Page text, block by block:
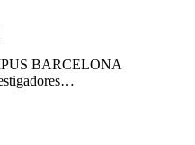
BARCELONA